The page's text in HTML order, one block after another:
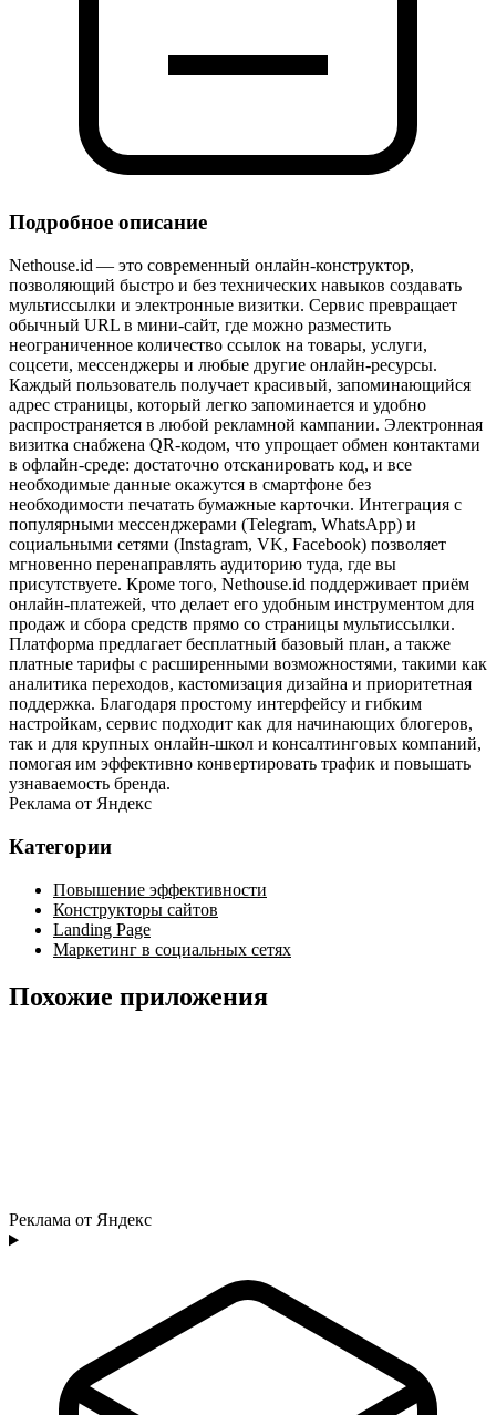
Подробное описание
Nethouse.id — это современный онлайн‑конструктор,
позволяющий быстро и без технических навыков создавать
мультиссылки и электронные визитки. Сервис превращает
обычный URL в мини‑сайт, где можно разместить
неограниченное количество ссылок на товары, услуги,
соцсети, мессенджеры и любые другие онлайн‑ресурсы.
Каждый пользователь получает красивый, запоминающийся
адрес страницы, который легко запоминается и удобно
распространяется в любой рекламной кампании. Электронная
визитка снабжена QR‑кодом, что упрощает обмен контактами
в офлайн‑среде: достаточно отсканировать код, и все
необходимые данные окажутся в смартфоне без
необходимости печатать бумажные карточки. Интеграция с
популярными мессенджерами (Telegram, WhatsApp) и
социальными сетями (Instagram, VK, Facebook) позволяет
мгновенно перенаправлять аудиторию туда, где вы
присутствуете. Кроме того, Nethouse.id поддерживает приём
онлайн‑платежей, что делает его удобным инструментом для
продаж и сбора средств прямо со страницы мультиссылки.
Платформа предлагает бесплатный базовый план, а также
платные тарифы с расширенными возможностями, такими как
аналитика переходов, кастомизация дизайна и приоритетная
поддержка. Благодаря простому интерфейсу и гибким
настройкам, сервис подходит как для начинающих блогеров,
так и для крупных онлайн‑школ и консалтинговых компаний,
помогая им эффективно конвертировать трафик и повышать
узнаваемость бренда.
Реклама от Яндекс
Категории
Повышение эффективности
Конструкторы сайтов
Landing Page
Маркетинг в социальных сетях
Похожие приложения
Реклама от Яндекс